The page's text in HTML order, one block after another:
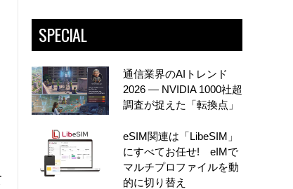
SPECIAL
通信業界のAIトレンド
2026 ― NVIDIA 1000社超
調査が捉えた「転換点」
eSIM関連は「LibeSIM」
にすべてお任せ! eIMで
マルチプロファイルを動
的に切り替え